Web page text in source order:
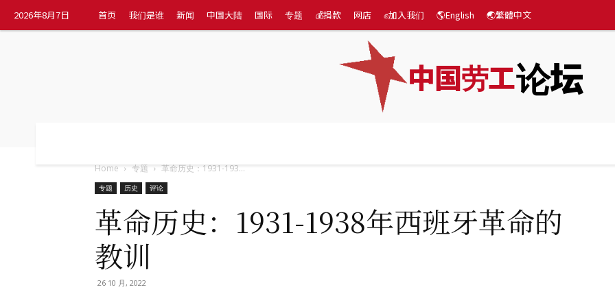
2026年8月7日 首页 我们是谁 新闻 中国大陆 国际 专题 💰捐款 网店 ✊加入我们 🌎English 🌏繁體中文
中国劳工论坛
Home 专题 革命历史：1931-193...
专题 历史 评论
革命历史：1931-1938年西班牙革命的
教训
26 10 月, 2022